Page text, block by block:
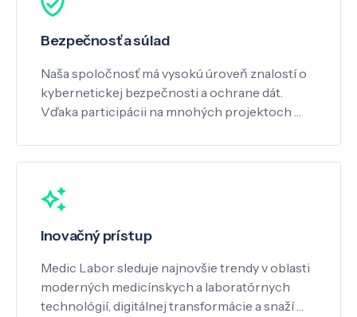
Bezpečnosť a súlad
Naša spoločnosť má vysokú úroveň znalostí o
kybernetickej bezpečnosti a ochrane dát.
Vďaka participácii na mnohých projektoch …
Inovačný prístup
Medic Labor sleduje najnovšie trendy v oblasti
moderných medicínskych a laboratórnych
technológií, digitálnej transformácie a snaží …